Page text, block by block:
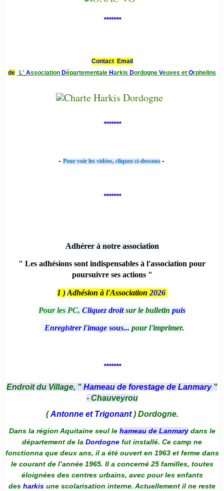
*******
Contact Email
de
L' Association Départementale Harkis Dordogne Veuves et Orphelins
*******
- Pour voir les vidéos, cliquez ci-dessous -
*******
Adhérer à notre association
" Les adhésions sont indispensables à l'association pour
poursuivre ses actions "
1 ) Adhésion à l'Association 2026
Pour les PC, Cliquez droitsur le bulletin puis
Enregistrer l'image sous... pour l'imprimer.
*******
Endroit du Village, " Hameau de forestage de Lanmary "
- Chauveyrou
(Antonne et Trigonant) Dordogne.
Dans la région Aquitaine seul le hameau de Lanmarydans le
département de la Dordogne fut installé. Ce camp ne
fonctionna que deux ans, il a été ouvert en 1963 et ferme dans
le courant de l’année 1965. Il a concerné 25 familles, toutes
éloignées des centres urbains, avec pour les enfants
des harkis une scolarisation interne. Actuellement il ne reste